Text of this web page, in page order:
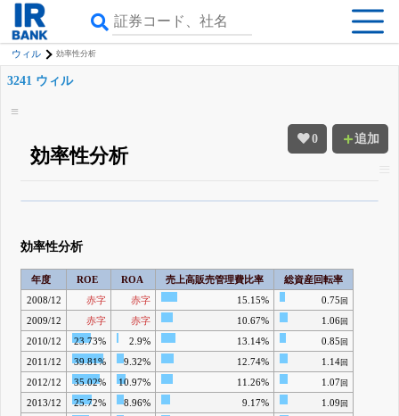
ウィル 効率性分析
0 追加
3241 ウィル
効率性分析
登録すると永久30%OFFと米株版の先行利用も付きます
効率性分析
年度 ROE ROA 売上高販売管理費比率
総資産回転率
2008/12
赤字 赤字 15.15% 0.75 回
2009/12 赤字 赤字 10.67% 1.06回
2010/12 23.73% 2.9% 13.14% 0.85 回
2011/12 39.81% 9.32% 12.74% 1.14回
2012/12 35.02% 10.97% 11.26% 1.07回
2013/12 25.72% 8.96% 9.17% 1.09 回